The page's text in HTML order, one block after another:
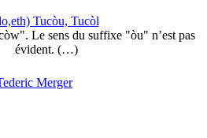
Tucòu, Tucòl
Le sens du suffixe "òu" n’est pas
évident. (…)
Merger